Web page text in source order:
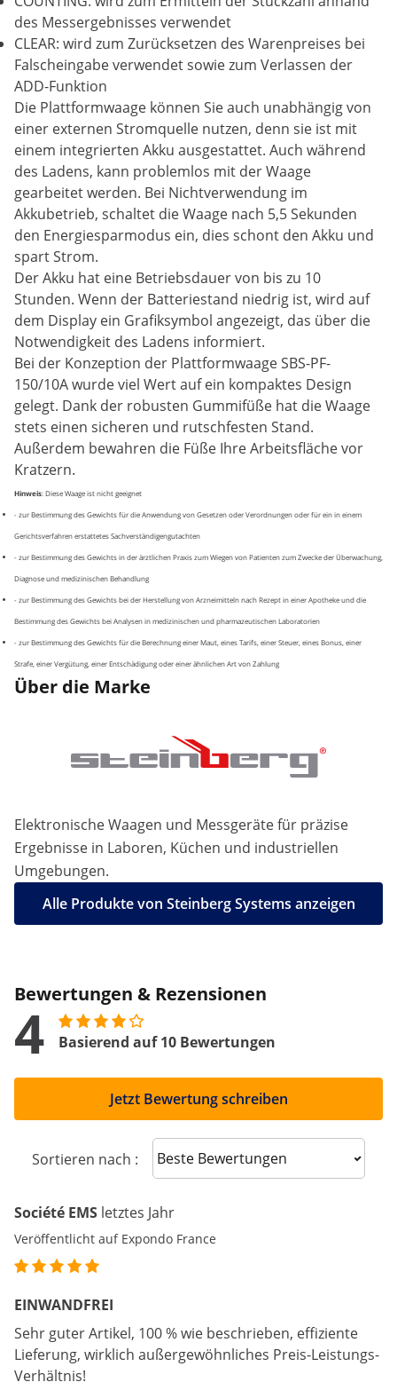
des Messergebnisses verwendet
CLEAR: wird zum Zurücksetzen des Warenpreises bei
Falscheingabe verwendet sowie zum Verlassen der
ADD-Funktion
Die Plattformwaage können Sie auch unabhängig von
einer externen Stromquelle nutzen, denn sie ist mit
einem integrierten Akku ausgestattet. Auch während
des Ladens, kann problemlos mit der Waage
gearbeitet werden. Bei Nichtverwendung im
Akkubetrieb, schaltet die Waage nach 5,5 Sekunden
den Energiesparmodus ein, dies schont den Akku und
spart Strom.
Der Akku hat eine Betriebsdauer von bis zu 10
Stunden. Wenn der Batteriestand niedrig ist, wird auf
dem Display ein Grafiksymbol angezeigt, das über die
Notwendigkeit des Ladens informiert.
Bei der Konzeption der Plattformwaage SBS-PF-
150/10A wurde viel Wert auf ein kompaktes Design
gelegt. Dank der robusten Gummifüße hat die Waage
stets einen sicheren und rutschfesten Stand.
Außerdem bewahren die Füße Ihre Arbeitsfläche vor
Kratzern.
Hinweis: Diese Waage ist nicht geeignet
- zur Bestimmung des Gewichts für die Anwendung von Gesetzen oder Verordnungen oder für ein in einem
Gerichtsverfahren erstattetes Sachverständigengutachten
- zur Bestimmung des Gewichts in der ärztlichen Praxis zum Wiegen von Patienten zum Zwecke der Überwachung,
Diagnose und medizinischen Behandlung
- zur Bestimmung des Gewichts bei der Herstellung von Arzneimitteln nach Rezept in einer Apotheke und die
Bestimmung des Gewichts bei Analysen in medizinischen und pharmazeutischen Laboratorien
- zur Bestimmung des Gewichts für die Berechnung einer Maut, eines Tarifs, einer Steuer, eines Bonus, einer
Strafe, einer Vergütung, einer Entschädigung oder einer ähnlichen Art von Zahlung
Über die Marke
Elektronische Waagen und Messgeräte für präzise
Ergebnisse in Laboren, Küchen und industriellen
Umgebungen.
Alle Produkte von Steinberg Systems anzeigen
Bewertungen & Rezensionen
4 Basierend auf 10 Bewertungen
Jetzt Bewertung schreiben
Sortieren nach : Sort reviews
Société EMS letztes Jahr
Veröffentlicht auf Expondo France
EINWANDFREI
Sehr guter Artikel, 100 % wie beschrieben, effiziente
Lieferung, wirklich außergewöhnliches Preis-Leistungs-
Verhältnis!